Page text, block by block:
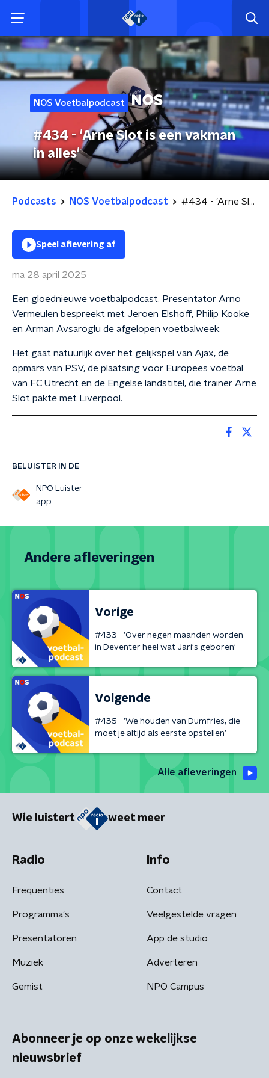
NOS Voetbalpodcast
#434 - 'Arne Slot is een vakman
in alles'
Podcasts NOS Voetbalpodcast #434 - 'Arne Slot is een vakman in alles'
BELUISTER IN DE
NPO Luister
app
Speel aflevering af
ma 28 april 2025
Een gloednieuwe voetbalpodcast. Presentator Arno
Vermeulen bespreekt met Jeroen Elshoff, Philip Kooke
en Arman Avsaroglu de afgelopen voetbalweek.
Het gaat natuurlijk over het gelijkspel van Ajax, de
opmars van PSV, de plaatsing voor Europees voetbal
van FC Utrecht en de Engelse landstitel, die trainer Arne
Slot pakte met Liverpool.
Andere afleveringen
Vorige
#433 - 'Over negen maanden worden
in Deventer heel wat Jari's geboren'
Volgende
#435 - 'We houden van Dumfries, die
moet je altijd als eerste opstellen'
Alle afleveringen
Wie luistert weet meer
Radio
Frequenties
Programma's
Presentatoren
Muziek
Gemist
Info
Contact
Veelgestelde vragen
App de studio
Adverteren
NPO Campus
Abonneer je op onze wekelijkse
nieuwsbrief